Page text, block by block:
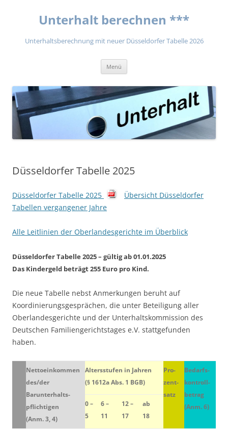
Unterhalt berechnen ***
Unterhaltsberechnung mit neuer Düsseldorfer Tabelle 2026
Menü
Düsseldorfer Tabelle 2025
Düsseldorfer Tabelle 2025
Übersicht Düsseldorfer
Tabellen vergangener Jahre
Alle Leitlinien der Oberlandesgerichte im Überblick
Düsseldorfer Tabelle 2025– gültig ab 01.01.2025
Das Kindergeld beträgt 255 Euro pro Kind.
Die neue Tabelle nebst Anmerkungen beruht auf
Koordinierungsgesprächen, die unter Beteiligung aller
Oberlandesgerichte und der Unterhaltskommission des
Deutschen Familiengerichtstages e.V. stattgefunden
haben.
Nettoeinkommen
des/der
Barunterhalts-
pflichtigen
(Anm. 3, 4)
Altersstufen in Jahren
(§ 1612a Abs. 1 BGB)
Pro-
zent-
satz
Bedarfs-
kontroll-
betrag
(Anm. 6)
0 –
5
6 –
11
12 –
17
ab
18